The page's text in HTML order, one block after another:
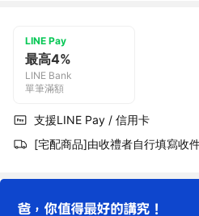
LINE Pay
最高4%
LINE Bank
單筆滿額
支援LINE Pay / 信用卡
[宅配商品]由收禮者自行填寫收